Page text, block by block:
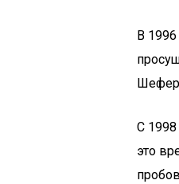
В
С 1998
это